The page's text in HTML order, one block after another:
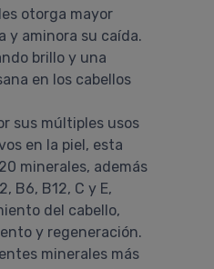
otorga mayor
y aminora su caída.
brillo y una
en los cabellos
sus múltiples usos
en la piel, esta
minerales, además
B6, B12, C y E,
del cabello,
y regeneración.
minerales más